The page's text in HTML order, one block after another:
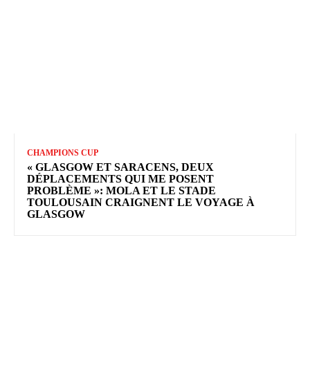
CHAMPIONS CUP
« GLASGOW ET SARACENS, DEUX
DÉPLACEMENTS QUI ME POSENT
PROBLÈME »: MOLA ET LE STADE
TOULOUSAIN CRAIGNENT LE VOYAGE À
GLASGOW